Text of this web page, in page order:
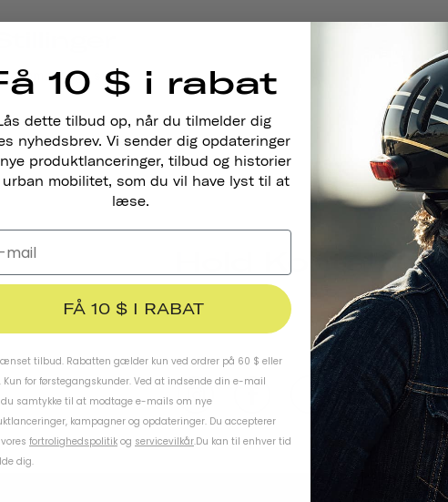
Kom tilbage snart!
Hold Kontakten
10 $ i rabat
dette tilbud op, når du tilmelder dig
nyhedsbrev. Vi sender dig opdateringer
produktlanceringer, tilbud og historier
urban mobilitet, som du vil have lyst til at
læse.
FÅ 10 $ I RABAT
tilbud. Rabatten gælder kun ved ordrer på 60 $ eller
Kun for førstegangskunder. Ved at indsende din e-mail
samtykke til at modtage e-mails om nye
kampagner og opdateringer. Du accepterer
fortrolighedspolitik og servicevilkår.Du kan til enhver tid
dig.